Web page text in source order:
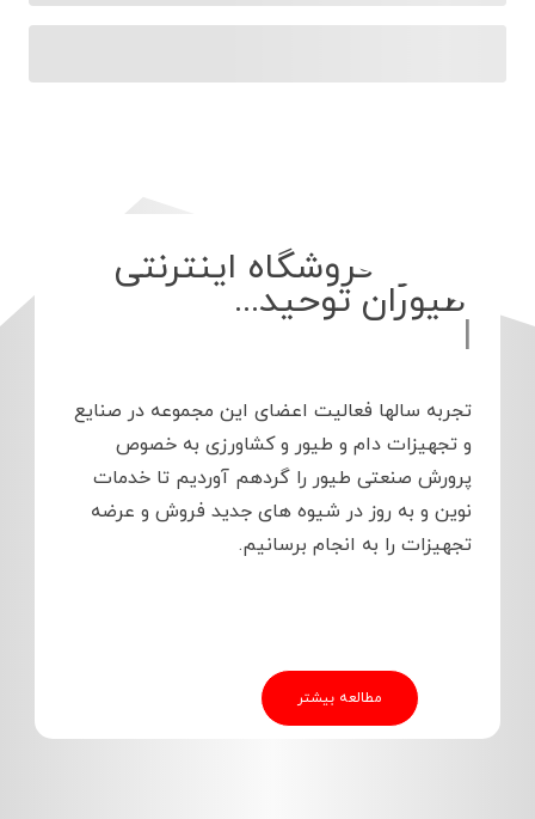
درباره فروشگاه اینترنتی
طیوران توحید...
|
تجربه سالها فعالیت اعضای این مجموعه در صنایع
و تجهیزات دام و طیور و کشاورزی به خصوص
پرورش صنعتی طیور را گردهم آوردیم تا خدمات
نوین و به روز در شیوه های جدید فروش و عرضه
تجهیزات را به انجام برسانیم.
مطالعه بیشتر